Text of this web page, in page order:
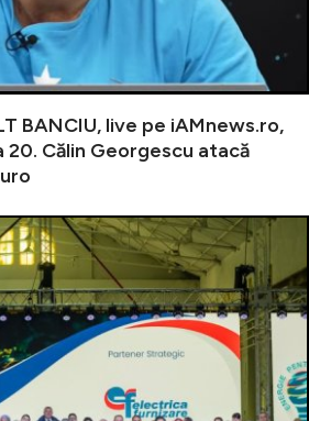
BANCIU, live pe iAMnews.ro,
20. Călin Georgescu atacă